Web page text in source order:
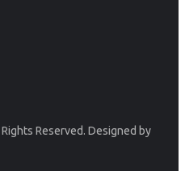
Reserved. Designed by